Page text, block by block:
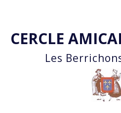
CERCLE
Les